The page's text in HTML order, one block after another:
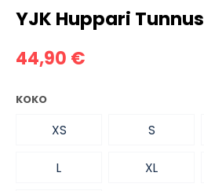
YJK Huppari Tunnus
44,90 €
KOKO
XS S
L XL